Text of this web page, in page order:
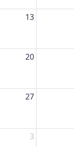
13
20
27
3